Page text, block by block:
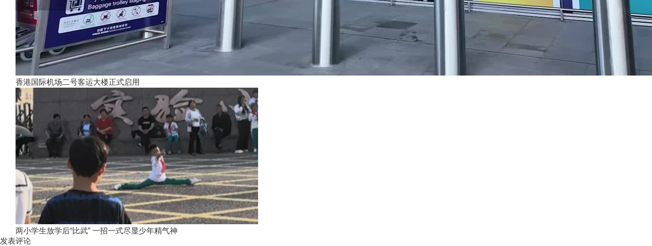
香港国际机场二号客运大楼正式启用
两小学生放学后“比武” 一招一式尽显少年精气神
发表评论